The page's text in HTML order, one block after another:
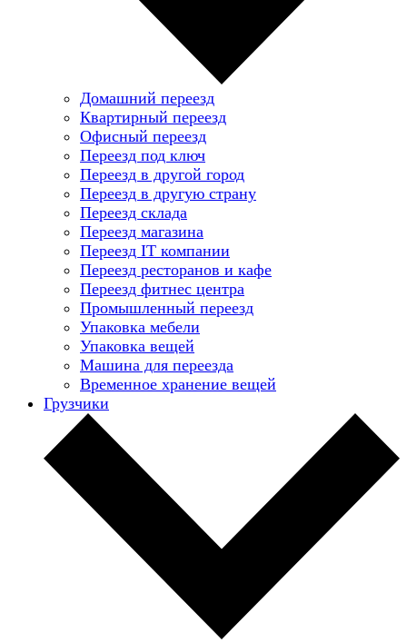
Домашний переезд
Квартирный переезд
Офисный переезд
Переезд под ключ
Переезд в другой город
Переезд в другую страну
Переезд склада
Переезд магазина
Переезд IT компании
Переезд ресторанов и кафе
Переезд фитнес центра
Промышленный переезд
Упаковка мебели
Упаковка вещей
Машина для переезда
Временное хранение вещей
Грузчики